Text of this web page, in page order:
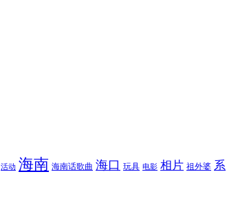
活动 海南 海南话歌曲 海口 玩具 电影 相片 祖外婆 系